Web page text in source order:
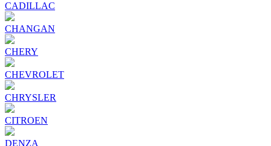
CADILLAC
CHANGAN
CHERY
CHEVROLET
CHRYSLER
CITROEN
DENZA